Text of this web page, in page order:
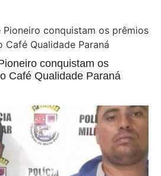
conquistam os
Café Qualidade Paraná